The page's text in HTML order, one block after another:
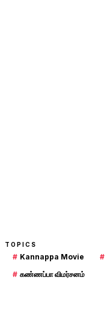
TOPICS
# Kannappa Movie #
# கண்ணப்பா விமர்சனம்